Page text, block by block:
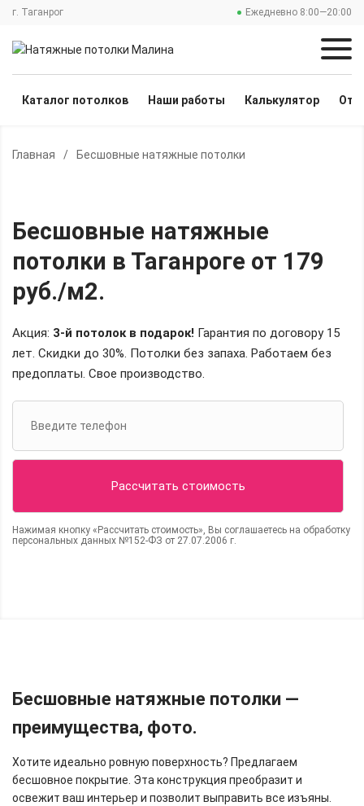
г. Таганрог Ежедневно 8:00—20:00
Каталог потолков Наши работы Калькулятор
Главная / Бесшовные натяжные потолки
Бесшовные натяжные
потолки в Таганроге от 179
руб./м2.
Акция: 3-й потолок в подарок! Гарантия по договору 15
лет. Скидки до 30%. Потолки без запаха. Работаем без
предоплаты. Свое производство.
Нажимая кнопку «Рассчитать стоимость», Вы соглашаетесь на обработку
персональных данных №152-ФЗ от 27.07.2006 г.
Бесшовные натяжные потолки —
преимущества, фото.
Хотите идеально ровную поверхность? Предлагаем
бесшовное покрытие. Эта конструкция преобразит и
освежит ваш интерьер и позволит выправить все изъяны.